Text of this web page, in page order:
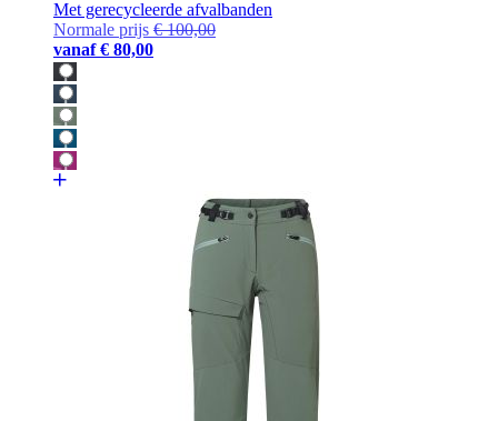
Met gerecycleerde afvalbanden
Normale prijs € 100,00
vanaf € 80,00